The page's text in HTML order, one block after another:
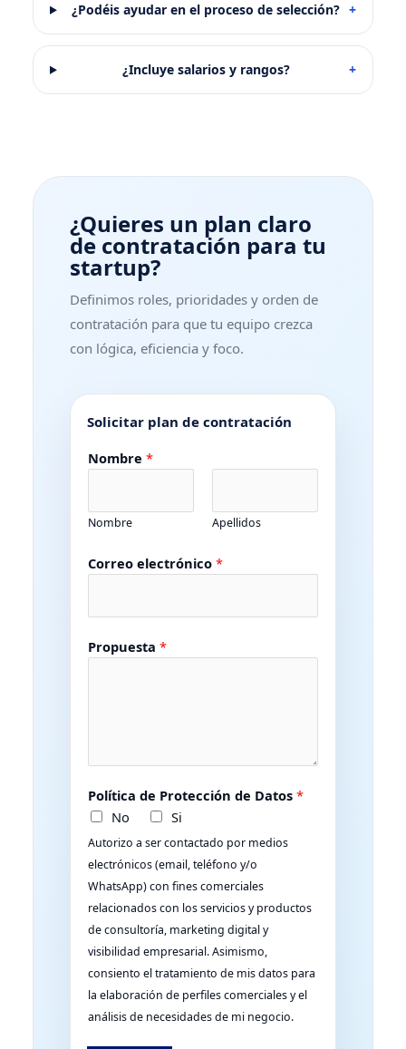
¿Podéis ayudar en el proceso de selección? +
¿Incluye salarios y rangos? +
¿Quieres un plan claro
de contratación para tu
startup?
Definimos roles, prioridades y orden de
contratación para que tu equipo crezca
con lógica, eficiencia y foco.
Solicitar plan de contratación
Nombre *
Nombre Apellidos
Correo electrónico *
l
ó
n
Propuesta *
Política de Protección de Datos *
No
Si
Autorizo a ser contactado por medios
electrónicos (email, teléfono y/o
WhatsApp) con fines comerciales
relacionados con los servicios y productos
de consultoría, marketing digital y
visibilidad empresarial. Asimismo,
consiento el tratamiento de mis datos para
la elaboración de perfiles comerciales y el
análisis de necesidades de mi negocio.